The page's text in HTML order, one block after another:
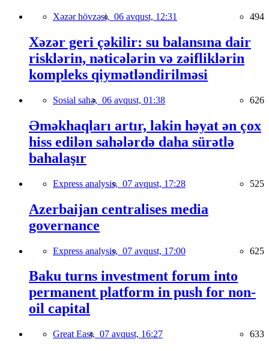
Xəzər hövzəsi, 06 avqust, 12:31 494
Xəzər geri çəkilir: su balansına dair
risklərin, nəticələrin və zəifliklərin
kompleks qiymətləndirilməsi
Sosial sahə, 06 avqust, 01:38 626
Əməkhaqları artır, lakin həyat ən çox
hiss edilən sahələrdə daha sürətlə
bahalaşır
Express analysis, 07 avqust, 17:28 525
Azerbaijan centralises media
governance
Express analysis, 07 avqust, 17:00 625
Baku turns investment forum into
permanent platform in push for non-
oil capital
Great East, 07 avqust, 16:27 633